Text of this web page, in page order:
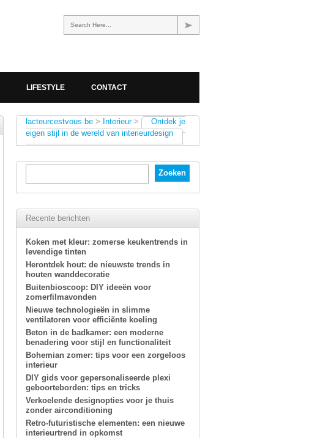
Search Here...
LIFESTYLE CONTACT
lacteurcestvous.be > Interieur>
Ontdek je
eigen stijl in de wereld van interieurdesign
Recente berichten
Koken met kleur: zomerse keukentrends in
levendige tinten
Herontdek hout: de nieuwste trends in
houten wanddecoratie
Buitenbioscoop: DIY ideeën voor
zomerfilmavonden
Nieuwe technologieën in slimme
ventilatoren voor efficiënte koeling
Beton in de badkamer: een moderne
benadering voor stijl en functionaliteit
Bohemian zomer: tips voor een zorgeloos
interieur
DIY gids voor gepersonaliseerde plexi
geboorteborden: tips en tricks
Verkoelende designopties voor je thuis
zonder airconditioning
Retro-futuristische elementen: een nieuwe
interieurtrend in opkomst